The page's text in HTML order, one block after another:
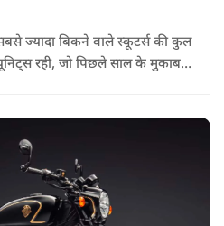
ज्यादा बिकने वाले स्कूटर्स की कुल
रही, जो पिछले साल के मुकाबले